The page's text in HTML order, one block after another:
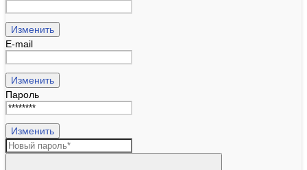
Изменить
E-mail
Изменить
Пароль
Изменить